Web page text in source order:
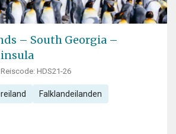
– South Georgia –
Reiscode: HDS21-26
Falklandeilanden